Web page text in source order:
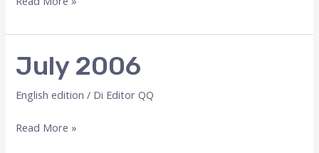
July 2006
English edition / Di Editor QQ
July
Read More »